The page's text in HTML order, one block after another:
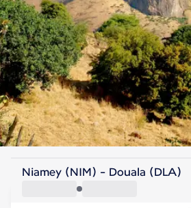
Cameroun
Douala/Yaoundé
Niamey (NIM) - Douala (DLA)